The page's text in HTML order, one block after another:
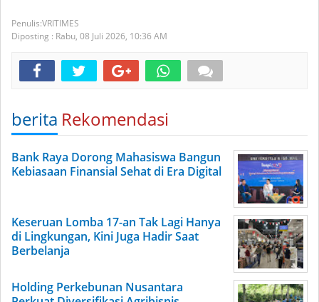
VRITIMES
Diposting : Rabu, 08 Juli 2026, 10:36 AM
berita Rekomendasi
Bank Raya Dorong Mahasiswa Bangun
Kebiasaan Finansial Sehat di Era Digital
Keseruan Lomba 17-an Tak Lagi Hanya
di Lingkungan, Kini Juga Hadir Saat
Berbelanja
Holding Perkebunan Nusantara